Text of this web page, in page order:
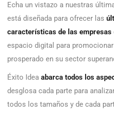
Echa un vistazo a nuestras
está diseñada para ofrecer las
características de las empresas
espacio digital para
prosperado en su sector
Éxito Idea abarca todos los
desglosa cada parte para
todos los tamaños y de cada